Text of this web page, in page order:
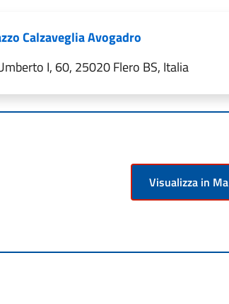
Calzaveglia Avogadro
I, 60, 25020 Flero BS, Italia
Visualizza in